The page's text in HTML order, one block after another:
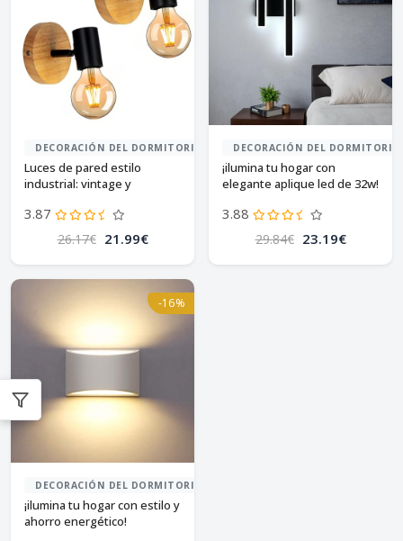
DECORACIÓN DEL DORMITORIO
Luces de pared estilo
industrial: vintage y
3.87
26.17€ 21.99€
DECORACIÓN DEL DORMITORIO
¡ilumina tu hogar con
elegante aplique led de 32w!
3.88
29.84€ 23.19€
-16%
DECORACIÓN DEL DORMITORIO
¡ilumina tu hogar con estilo y
ahorro energético!